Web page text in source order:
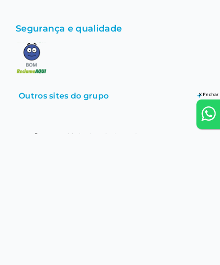
Segurança e qualidade
Outros sites do grupo +
ATENÇÃO: Nosso objetivo é vender lentes de contato para quem
X Fechar